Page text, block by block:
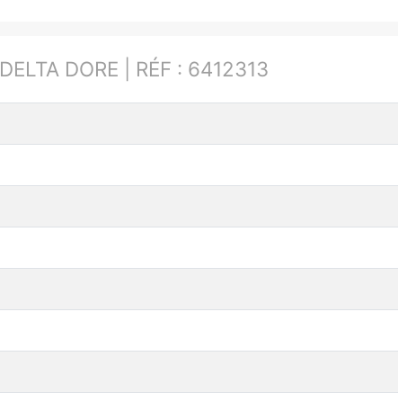
DELTA DORE | RÉF : 6412313